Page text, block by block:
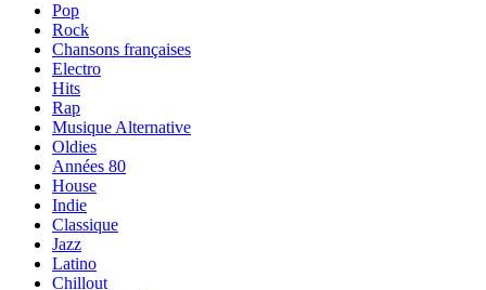
Pop
Rock
Chansons françaises
Electro
Hits
Rap
Musique Alternative
Oldies
Années 80
House
Indie
Classique
Jazz
Latino
Chillout